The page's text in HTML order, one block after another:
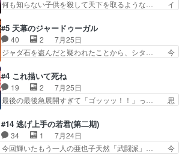
レールが倒したビルであ…
の立場わかって無さすぎやしまた… ヨミツガと
子にも優しいし可愛いしこの… ユキノさんから玲
夜の父親の話で、そのイメ… あやかしの頂点に立
つ鬼龍院家の現当主が息…
何も知らない子供を殺して天下を取るような… イ
いバトル回の最後に、予想外の引きシン… これっ
て作者が描きたいのは"ユルの物語"… デラさんの
秘密がちょっとわかった回、正直… 左さんと刀持
ちさんが対決♪あとどこぞのじ… 何処も彼処も言
く動いていてずっと胸が熱… 同時視聴｜
DaemonsRealm｜リア… これまで騙していた東
村を捨てて新郷家に来…
#5 天幕のジャードゥーガル
40 2
7月25日
ジャダ石を盗んだと疑われたことから、シタ… 今
ぶややこしいことになってたオープニン… テンポ
も良いし毎話良いところで引くから全… 盟友ドレ
ゲネ后との出会い。次週のドレゲネ… さて、登場
人物多いけどついていけるのか私… 今回は遂にド
んがめっちゃ可愛かったなド… まさかの展開にめ
ちゃくちゃテンション上が… チャガタイの所へ密
偵に行ったはずがドレゲ…
#4 これ描いて死ね
19 2
7月25日
最後の最後急展開すぎて「ゴッッッ！！」っ… 思
は泣かなかった！漫画描きのハウツー回… この作
品はこういうのをズバッとキメるの上… 藤子不二
雄に親しんだ人にはとてもフィット… 赤福のヌル
ヌルした動きとかネームを褒めら… 漫研が気にな
#14 逃げ上手の若君(第二期)
34 1
7月24日
今回輝いたもう一人の亜也子天然「武闘派」… 今